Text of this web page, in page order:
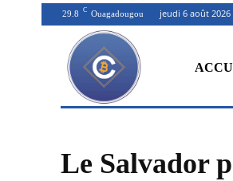
29.8 C Ouagadougou jeudi 6 août 2026
Le Salvador